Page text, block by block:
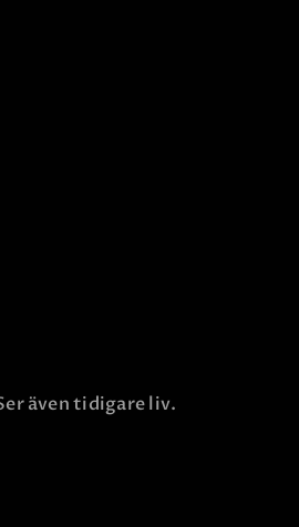
även tidigare liv.